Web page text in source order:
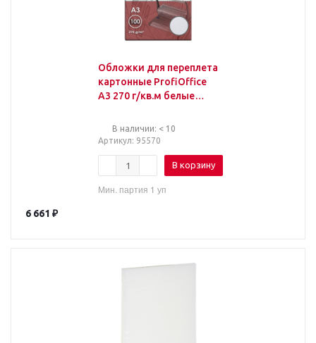
Обложки для переплета
картонные ProfiOffice
A3 270 г/кв.м белые
штук в упаковке)
В наличии: < 10
Артикул: 95570
В корзину
Мин. партия 1 уп
6 661 ₽